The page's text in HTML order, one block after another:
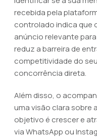
recebida pela
controlado indica que
anúncio relevante
reduz a barreira de
competitividade do
concorrência direta.
Além disso, o
uma visão clara sobre
objetivo é crescer e
via WhatsApp ou